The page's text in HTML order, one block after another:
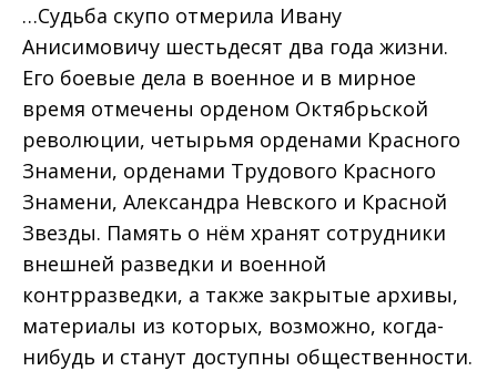
…Судьба скупо отмерила Ивану
Анисимовичу шестьдесят два года жизни.
Его боевые дела в военное и в мирное
время отмечены орденом Октябрьской
революции, четырьмя орденами Красного
Знамени, орденами Трудового Красного
Знамени, Александра Невского и Красной
Звезды. Память о нём хранят сотрудники
внешней разведки и военной
контрразведки, а также закрытые архивы,
материалы из которых, возможно, когда-
нибудь и станут доступны общественности.